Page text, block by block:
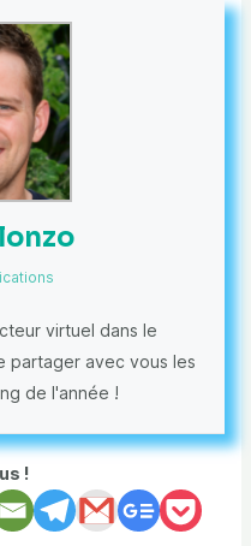
virtuel dans le
partager avec vous les
de l'année !
!